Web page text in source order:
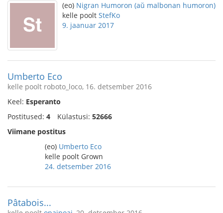
(eo) Nigran Humoron (aŭ malbonan humoron)
kelle poolt StefKo
9. jaanuar 2017
Umberto Eco
kelle poolt roboto_loco, 16. detsember 2016
Keel: Esperanto
Postitused: 4 Külastusi: 52666
Viimane postitus
(eo) Umberto Eco
kelle poolt Grown
24. detsember 2016
Pâtabois...